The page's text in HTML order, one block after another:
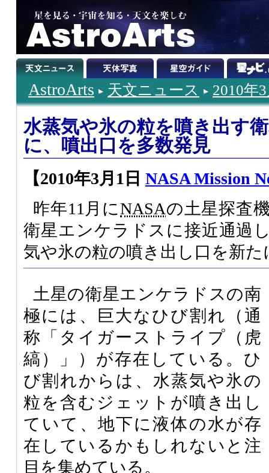
AstroArts 天文ニュース 2010年
水蒸気や氷の粒を噴き出す
に、噴出口を多数発見
【2010年3月1日 NASA Mission
昨年11月にNASAの土星探査
衛星エンケラドスに接近通過
気や氷の粒の噴き出し口を新
土星の衛星エンケラドスの南
極には、巨大なひび割れ（通
称「タイガーストライプ（虎
縞）」）が存在している。ひ
び割れからは、水蒸気や氷の
粒を含むジェットが噴き出し
ていて、地下に液体の水が存
在しているかもしれないと注
目を集めている。